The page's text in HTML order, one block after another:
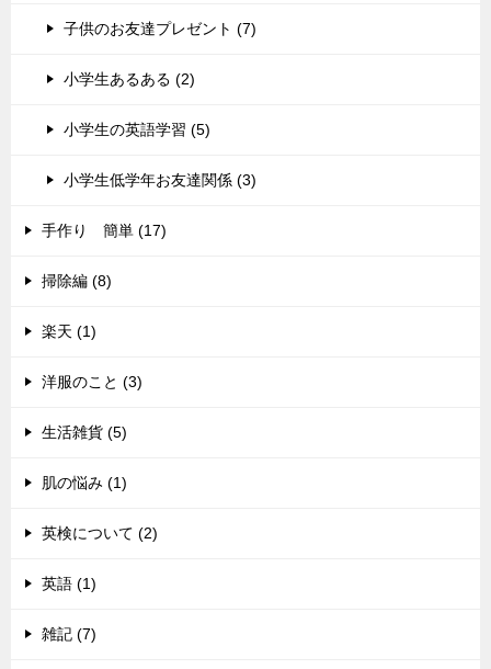
子供のお友達プレゼント (7)
小学生あるある (2)
小学生の英語学習 (5)
小学生低学年お友達関係 (3)
手作り 簡単 (17)
掃除編 (8)
楽天 (1)
洋服のこと (3)
生活雑貨 (5)
肌の悩み (1)
英検について (2)
英語 (1)
雑記 (7)